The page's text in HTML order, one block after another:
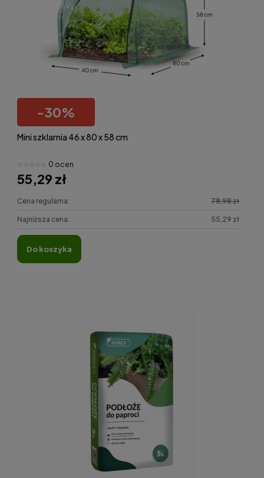
-30%
Mini szklarnia 46 x 80 x 58 cm
0 ocen
55,29 zł
Cena regularna: 78,98 zł
Najniższa cena: 55,29 zł
do koszyka